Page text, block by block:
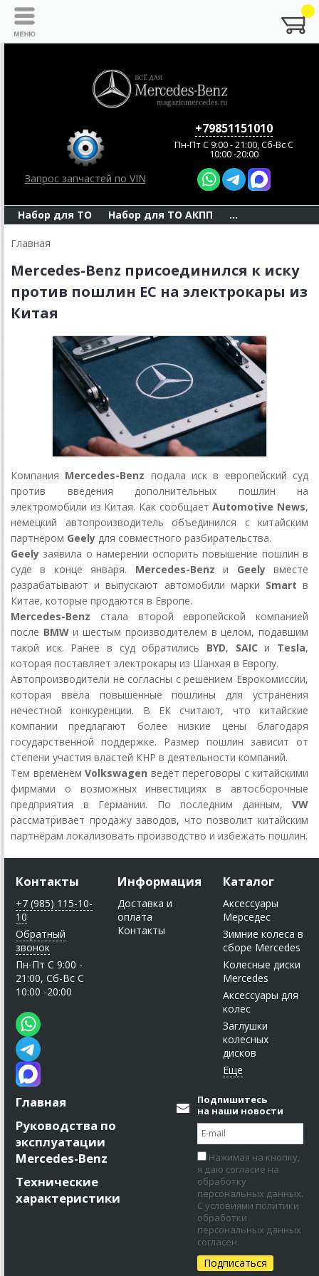
Запрос запчастей по VIN
+79851151010
Пн-Пт C 9:00 - 21:00, Сб-Вс С
10:00 -20:00
Набор для ТО Набор для ТО АКПП ...
Главная
Mercedes-Benz присоединился к иску
против пошлин ЕС на электрокары из
Китая
Компания Mercedes-Benz подала иск в европейский суд
против введения дополнительных пошлин на
электромобили из Китая. Как сообщаетAutomotive News,
немецкий автопроизводитель объединился с китайским
партнёром Geely для совместного разбирательства.
Geely заявила о намерении оспорить повышение пошлин в
суде в конце января. Mercedes-Benz и Geelyвместе
разрабатывают и выпускают автомобили марки Smart в
Китае, которые продаются в Европе.
Mercedes-Benz стала второй европейской компанией
после BMWи шестым производителем в целом, подавшим
такой иск. Ранее в суд обратились BYD, SAIC и Tesla,
которая поставляет электрокары из Шанхая в Европу.
Автопроизводители не согласны с решением Еврокомиссии,
которая ввела повышенные пошлины для устранения
нечестной конкуренции. В ЕК считают, что китайские
компании предлагают более низкие цены благодаря
государственной поддержке. Размер пошлин зависит от
степени участия властей КНР в деятельности компаний.
Тем временем Volkswagen ведёт переговоры с китайскими
фирмами о возможных инвестициях в автосборочные
предприятия в Германии. По последним данным, VW
рассматривает продажу заводов, что позволит китайским
партнёрам локализовать производство и избежать пошлин.
Контакты
+7 (985) 115-10-
10
Обратный
звонок
Пн-Пт C 9:00 -
21:00, Сб-Вс С
10:00 -20:00
Информация
Доставка и
оплата
Контакты
Каталог
Аксессуары
Мерседес
Зимние колеса в
сборе Mercedes
Колесные диски
Mercedes
Аксессуары для
колес
Заглушки
колесных
дисков
Главная
Руководства по
эксплуатации
Mercedes-Benz
Технические
характеристики
Подпишитесь
на наши новости
Нажимая на кнопку,
я даю согласие на
обработку
персональных данных.
С условиями политики
обработки
персональных данных
согласен.